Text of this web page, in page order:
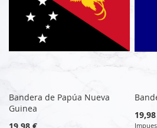
Bandera de Papúa Nueva
Guinea
19,98 €